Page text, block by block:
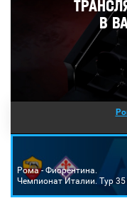
Рома - Фиорентина.
Чемпионат Италии. Тур 35